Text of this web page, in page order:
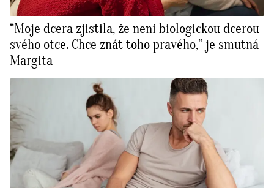
“Moje dcera zjistila, že není biologickou dcerou
svého otce. Chce znát toho pravého,” je smutná
Margita